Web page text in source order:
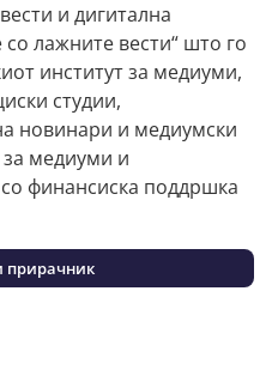
и дигитална
лажните вести“ што го
институт за медиуми,
студии,
новинари и медиумски
медиуми и
финансиска поддршка
прирачник